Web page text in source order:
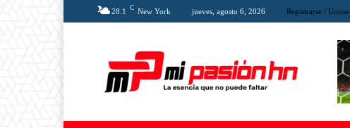
28.1 C New York jueves, agosto 6, 2026 Registrarse / Unirse